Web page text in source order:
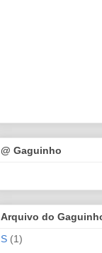
@ Gaguinho
Arquivo do
S (1)